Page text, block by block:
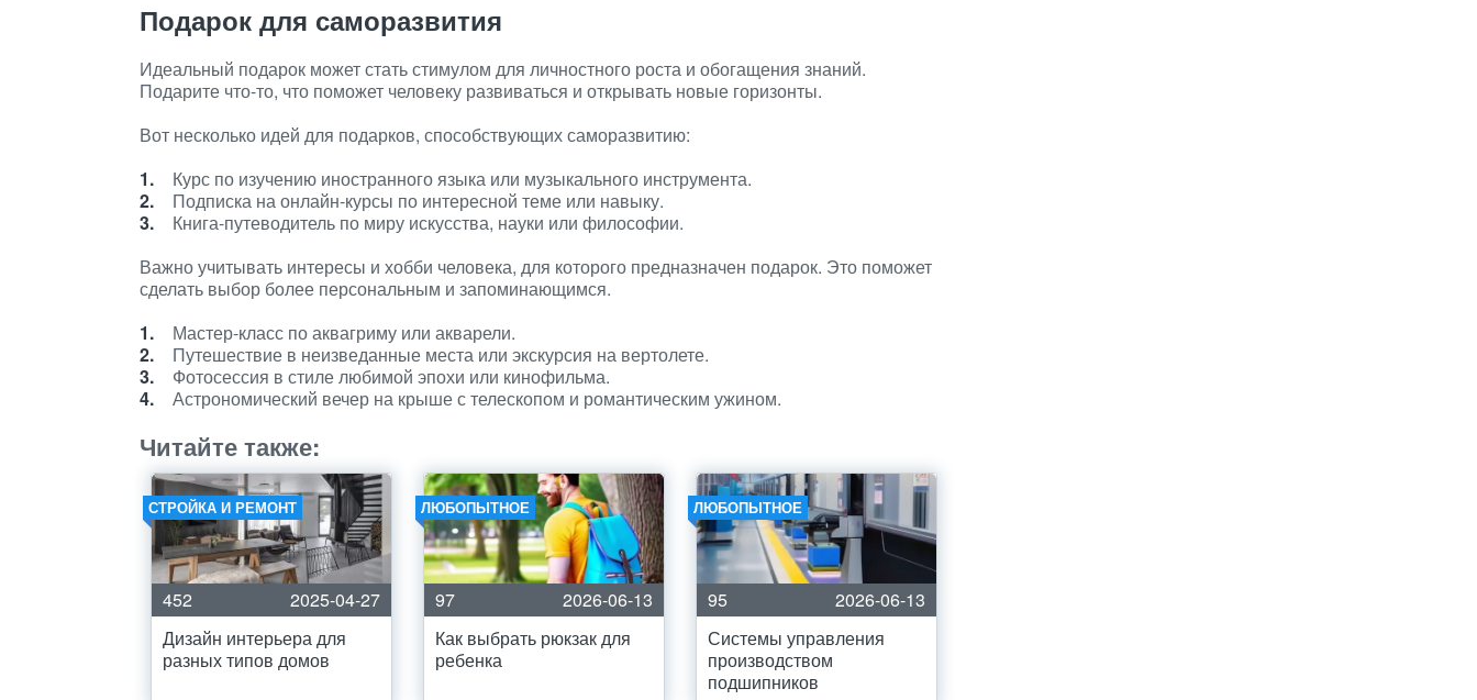
Подарок для саморазвития
Идеальный подарок может стать стимулом для личностного роста и обогащения знаний.
Подарите что-то, что поможет человеку развиваться и открывать новые горизонты.
Вот несколько идей для подарков, способствующих саморазвитию:
Курс по изучению иностранного языка или музыкального инструмента.
Подписка на онлайн-курсы по интересной теме или навыку.
Книга-путеводитель по миру искусства, науки или философии.
Важно учитывать интересы и хобби человека, для которого предназначен подарок. Это поможет
сделать выбор более персональным и запоминающимся.
Мастер-класс по аквагриму или акварели.
Путешествие в неизведанные места или экскурсия на вертолете.
Фотосессия в стиле любимой эпохи или кинофильма.
Астрономический вечер на крыше с телескопом и романтическим ужином.
Читайте также:
СТРОЙКА И РЕМОНТ
452
2025-04-27
Дизайн интерьера для
разных типов домов
ЛЮБОПЫТНОЕ
97
2026-06-13
Как выбрать рюкзак для
ребенка
ЛЮБОПЫТНОЕ
95
2026-06-13
Системы управления
производством
подшипников